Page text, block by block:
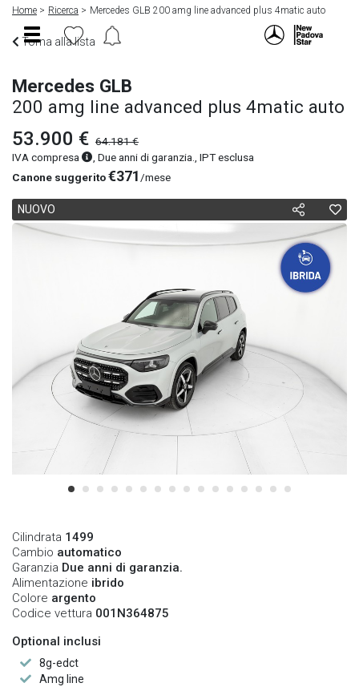
Home Ricerca Mercedes GLB 200 amg line advanced plus 4matic auto
Torna alla lista
Mercedes GLB
200 amg line advanced plus 4matic auto
53.900 € 64.181 €
IVA compresa
, Due anni di garanzia., IPT esclusa
Canone suggerito€371 /mese
NUOVO
Cilindrata 1499
Cambio automatico
Garanzia Due anni di garanzia.
Alimentazione ibrido
Colore argento
Codice vettura 001N364875
Optional inclusi
8g-edct
Amg line